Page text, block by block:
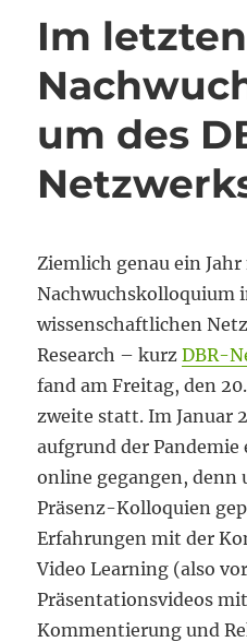
Im
um des
Ziemlich genau ein
Nachwuchskolloquium
wissenschaftlichen
Research – kurzDBR-
fand am Freitag, den
zweite statt. Im Januar
aufgrund der Pandemie
online gegangen, denn
Präsenz-Kolloquien
Erfahrungen mit der
Video Learning (also
Präsentationsvideos
Kommentierung und